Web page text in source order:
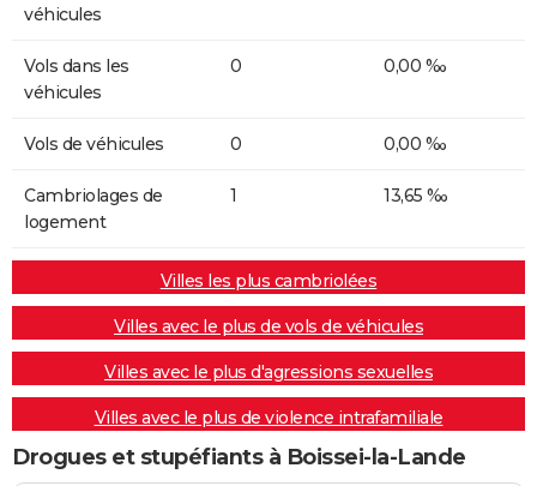
véhicules
Vols dans les
véhicules
0 0,00 ‰
Vols de véhicules 0 0,00 ‰
Cambriolages de
logement
1 13,65 ‰
Villes les plus cambriolées
Villes avec le plus de vols de véhicules
Villes avec le plus d'agressions sexuelles
Villes avec le plus de violence intrafamiliale
Drogues et stupéfiants à Boissei-la-Lande